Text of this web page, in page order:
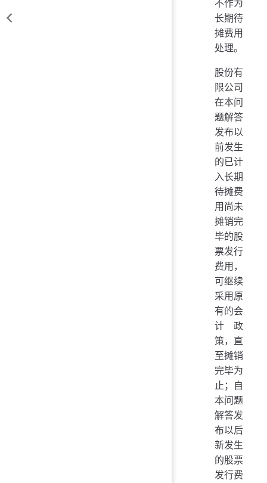
不作为
长期待
摊费用
处理。
股份有
限公司
在本问
题解答
发布以
前发生
的已计
入长期
待摊费
用尚未
摊销完
毕的股
票发行
费用，
可继续
采用原
有的会
计政
策，直
至摊销
完毕为
止；自
本问题
解答发
布以后
新发生
的股票
发行费